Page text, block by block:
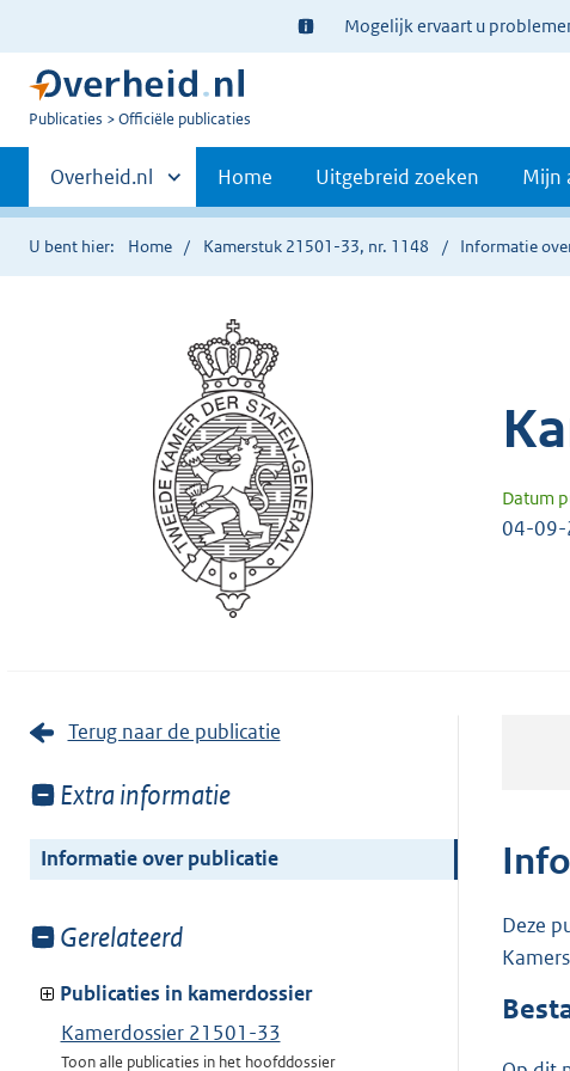
Ter
informatie:
Mogelijk ervaart u
U
Publicaties Officiële publicaties
Primaire
navigatie
Andere
sites
binnen
Overheid.nl Home Uitgebreid zoeken Mijn
U bent hier: Home Kamerstuk 21501-33, nr. 1148 Informatie
Datum
04-09-
Terug naar de publicatie
Toon
van:
Extra informatie
Informatie over publicatie
Toon
van:
Gerelateerd
Publicaties in kamerdossier
Kamerdossier 21501-33
Toon alle publicaties in het hoofddossier
Deze